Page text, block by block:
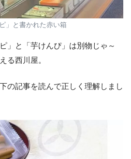
ピ」と書かれた赤い箱
」と「芋けんぴ」は別物じゃ～
る西川屋。
の記事を読んで正しく理解しまし